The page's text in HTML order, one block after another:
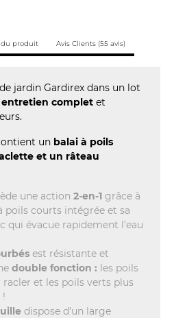
du produit Avis Clients (55 avis)
jardin Gardirex dans un lot
entretien complet et
un balai à poils
et un râteau
une action 2-en-1 grâce à
poils courts intégrée et sa
qui évacue rapidement l’eau
est résistante et
double fonction : les poils
racler et les poils verts plus
dispose d’un large